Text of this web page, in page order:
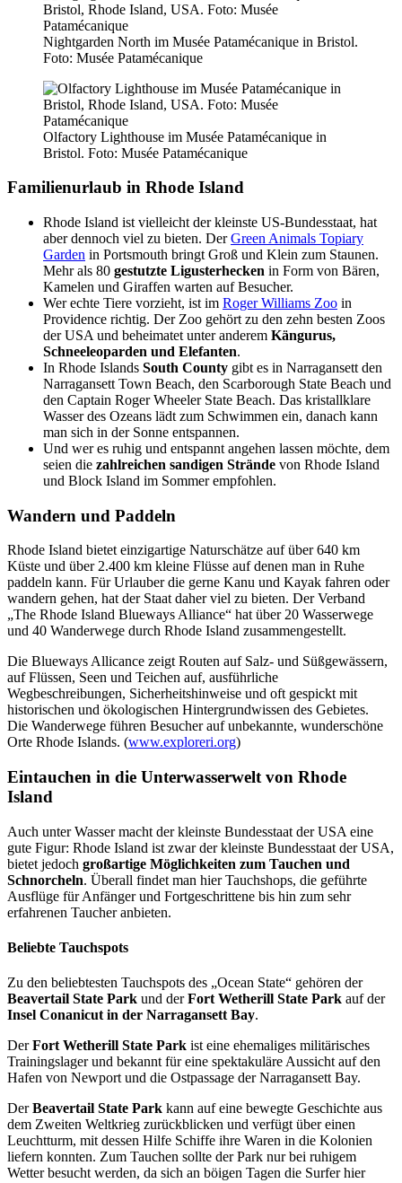
Nightgarden North im Musée Patamécanique in Bristol.
Foto: Musée Patamécanique
Olfactory Lighthouse im Musée Patamécanique in
Bristol. Foto: Musée Patamécanique
Familienurlaub in Rhode Island
Rhode Island ist vielleicht der kleinste US-Bundesstaat, hat
aber dennoch viel zu bieten. DerGreen Animals Topiary
Garden in Portsmouth bringt Groß und Klein zum Staunen.
Mehr als 80 gestutzte Ligusterhecken in Form von Bären,
Kamelen und Giraffen warten auf Besucher.
Wer echte Tiere vorzieht, ist im Roger Williams Zoo in
Providence richtig. Der Zoo gehört zu den zehn besten Zoos
der USA und beheimatet unter anderem Kängurus,
Schneeleoparden und Elefanten.
In Rhode Islands South County gibt es in Narragansett den
Narragansett Town Beach, den Scarborough State Beach und
den Captain Roger Wheeler State Beach. Das kristallklare
Wasser des Ozeans lädt zum Schwimmen ein, danach kann
man sich in der Sonne entspannen.
Und wer es ruhig und entspannt angehen lassen möchte, dem
seien die zahlreichen sandigen Strände von Rhode Island
und Block Island im Sommer empfohlen.
Wandern und Paddeln
Rhode Island bietet einzigartige Naturschätze auf über 640 km
Küste und über 2.400 km kleine Flüsse auf denen man in Ruhe
paddeln kann. Für Urlauber die gerne Kanu und Kayak fahren oder
wandern gehen, hat der Staat daher viel zu bieten. Der Verband
„The Rhode Island Blueways Alliance“ hat über 20 Wasserwege
und 40 Wanderwege durch Rhode Island zusammengestellt.
Die Blueways Allicance zeigt Routen auf Salz- und Süßgewässern,
auf Flüssen, Seen und Teichen auf, ausführliche
Wegbeschreibungen, Sicherheitshinweise und oft gespickt mit
historischen und ökologischen Hintergrundwissen des Gebietes.
Die Wanderwege führen Besucher auf unbekannte, wunderschöne
Orte Rhode Islands. (www.exploreri.org)
Eintauchen in die Unterwasserwelt von Rhode
Island
Auch unter Wasser macht der kleinste Bundesstaat der USA eine
gute Figur: Rhode Island ist zwar der kleinste Bundesstaat der USA,
bietet jedoch großartige Möglichkeiten zum Tauchen und
Schnorcheln. Überall findet man hier Tauchshops, die geführte
Ausflüge für Anfänger und Fortgeschrittene bis hin zum sehr
erfahrenen Taucher anbieten.
Beliebte Tauchspots
Zu den beliebtesten Tauchspots des „Ocean State“ gehören der
Beavertail State Park und derFort Wetherill State Park auf der
Insel Conanicut in der Narragansett Bay.
DerFort Wetherill State Park ist eine ehemaliges militärisches
Trainingslager und bekannt für eine spektakuläre Aussicht auf den
Hafen von Newport und die Ostpassage der Narragansett Bay.
DerBeavertail State Park kann auf eine bewegte Geschichte aus
dem Zweiten Weltkrieg zurückblicken und verfügt über einen
Leuchtturm, mit dessen Hilfe Schiffe ihre Waren in die Kolonien
liefern konnten. Zum Tauchen sollte der Park nur bei ruhigem
Wetter besucht werden, da sich an böigen Tagen die Surfer hier